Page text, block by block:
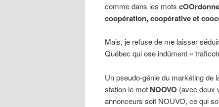
comme dans les mots
coopération, coopérative et
Mais, je refuse de me laisser
Québec qui ose indûment «
Un pseudo-génie du markéting de
station le mot NOOVO (avec deux
annonceurs soit NOUVO, ce qui